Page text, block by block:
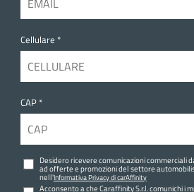
Cellulare *
CAP *
Desidero ricevere comunicazioni commerciali
ad offerte e promozioni del settore
nell'Informativa Privacy di carAffinity
Acconsento a che Caraffinity S.r.l. comunichi i